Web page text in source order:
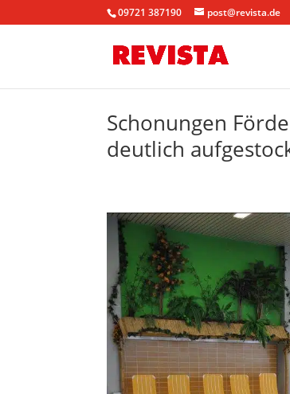
09721 387190 post@revista.de
Schonungen
deutlich